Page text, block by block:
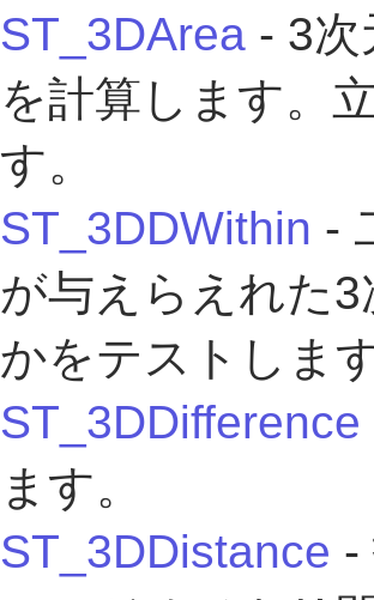
ST_3DArea - 3
を計算します。
す。
ST_3DDWithin -
が与えらえれた
かをテストしま
ST_3DDifference
ます。
ST_3DDistance -